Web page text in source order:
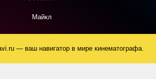
Майкл
— ваш навигатор в мире кинематографа.